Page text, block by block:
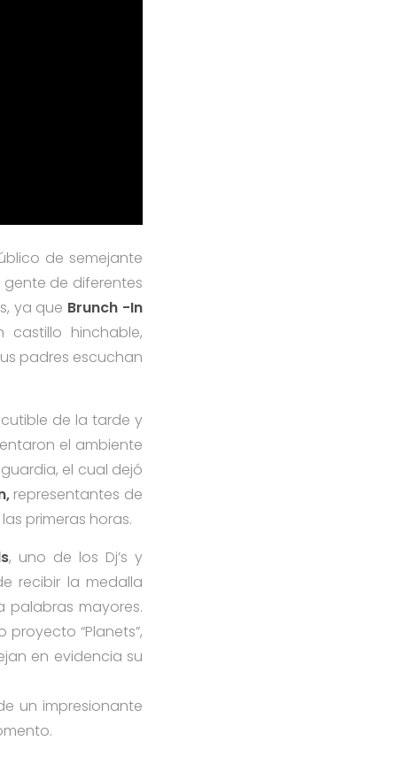
de semejante
gente de diferentes
ya que Brunch -In
hinchable,
padres escuchan
de la tarde y
el ambiente
el cual dejó
representantes de
primeras horas.
, uno de los Dj’s y
recibir la medalla
palabras mayores.
“Planets”,
en evidencia su
un impresionante